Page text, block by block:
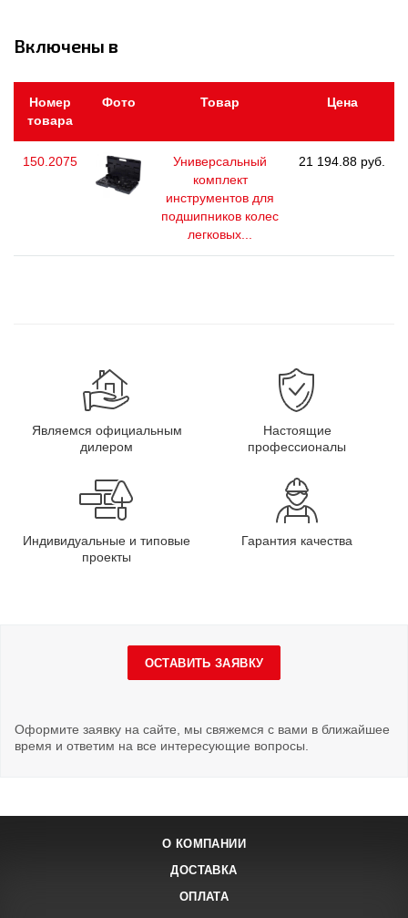
Включены в
Номер
товара
Фото Товар Цена
150.2075
Универсальный
комплект
инструментов для
подшипников колес
легковых...
21 194.88 руб.
Являемся официальным
дилером
Настоящие
профессионалы
Индивидуальные и типовые
проекты
Гарантия качества
ОСТАВИТЬ ЗАЯВКУ
Оформите заявку на сайте, мы свяжемся с вами в ближайшее
время и ответим на все интересующие вопросы.
О КОМПАНИИ
ДОСТАВКА
ОПЛАТА